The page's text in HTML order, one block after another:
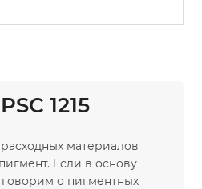
1215
материалов
Если в основу
о пигментных